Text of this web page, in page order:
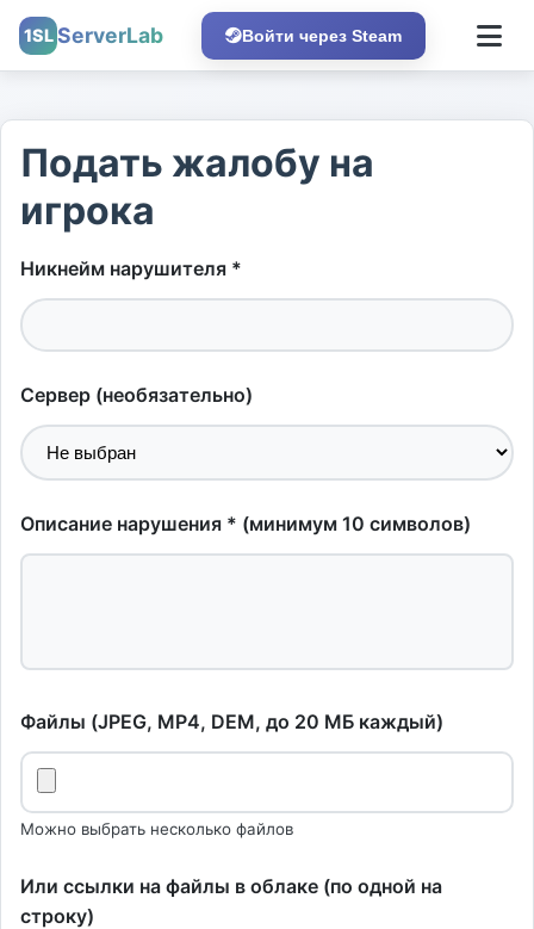
1SL ServerLab Войти через Steam
Подать жалобу на
игрока
Никнейм нарушителя *
Сервер (необязательно)
Описание нарушения * (минимум 10 символов)
Файлы (JPEG, MP4, DEM, до 20 МБ каждый)
Можно выбрать несколько файлов
Или ссылки на файлы в облаке (по одной на
строку)